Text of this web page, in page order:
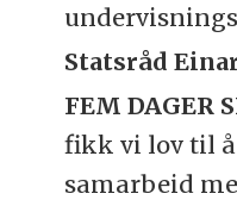
Statsråd
FEM DAGER
fikk vi lov til å
samarbeid